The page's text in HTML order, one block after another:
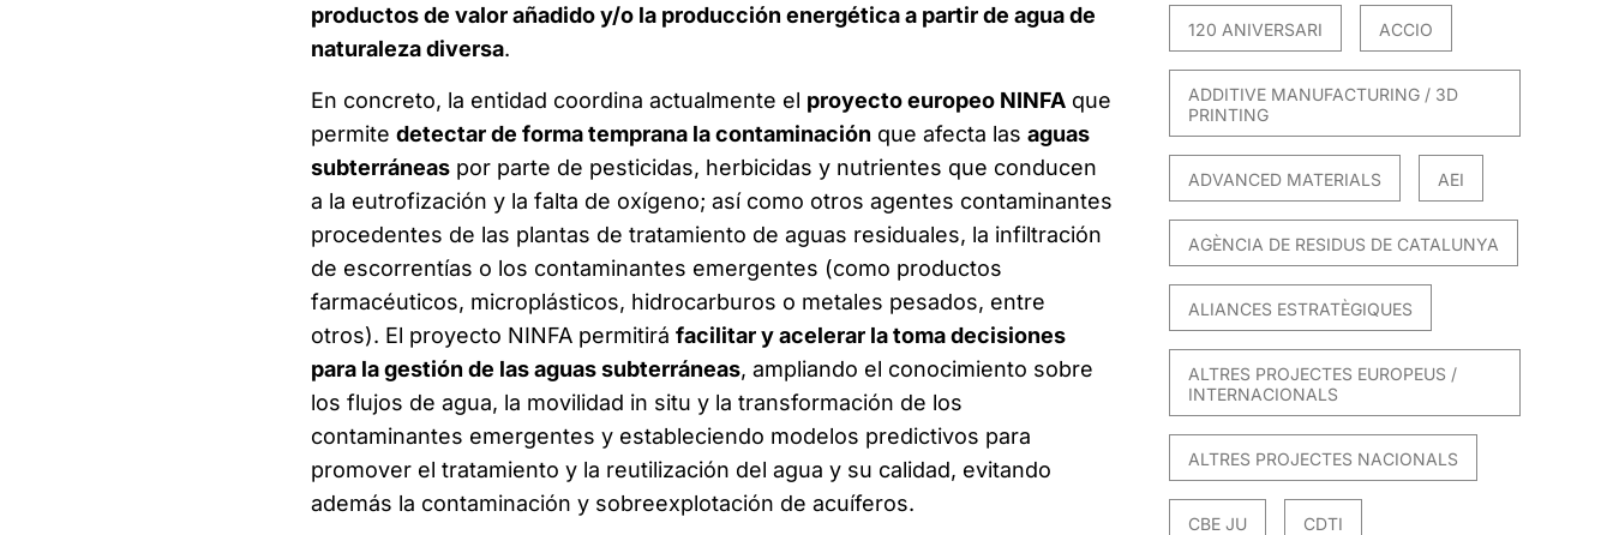
productos de valor añadido y/o la producción energética a partir de agua de
naturaleza diversa.
En concreto, la entidad coordina actualmente el proyecto europeo NINFAque
permite detectar de forma temprana la contaminación que afecta las aguas
subterráneaspor parte de pesticidas, herbicidas y nutrientes que conducen
a la eutrofización y la falta de oxígeno; así como otros agentes contaminantes
procedentes de las plantas de tratamiento de aguas residuales, la infiltración
de escorrentías o los contaminantes emergentes (como productos
farmacéuticos, microplásticos, hidrocarburos o metales pesados, entre
otros). El proyecto NINFA permitirá facilitar y acelerar la toma decisiones
para la gestión de las aguas subterráneas, ampliando el conocimiento sobre
los flujos de agua, la movilidad in situ y la transformación de los
contaminantes emergentes y estableciendo modelos predictivos para
promover el tratamiento y la reutilización del agua y su calidad, evitando
además la contaminación y sobreexplotación de acuíferos.
120 ANIVERSARI ACCIO
ADDITIVE MANUFACTURING / 3D
PRINTING
ADVANCED MATERIALS AEI
AGÈNCIA DE RESIDUS DE CATALUNYA
ALIANCES ESTRATÈGIQUES
ALTRES PROJECTES EUROPEUS /
INTERNACIONALS
ALTRES PROJECTES NACIONALS
CBE JU CDTI